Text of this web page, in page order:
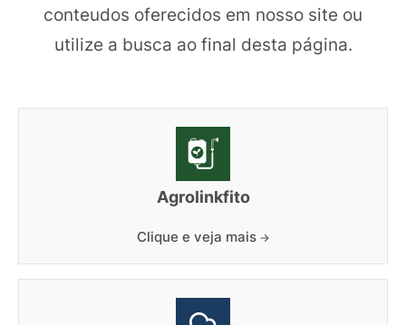
conteudos oferecidos em nosso site ou
utilize a busca ao final desta página.
Agrolinkfito
Clique e veja mais